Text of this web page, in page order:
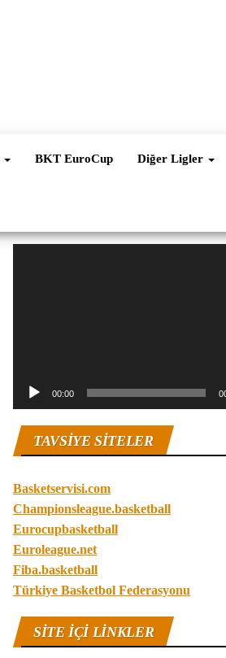
BKT EuroCup Diğer Ligler
00:00
TAVSIYE SITELER
Basketservisi.com
Championsleague.basketball
Eurocupbasketball
Euroleague.net
Fiba.basketball
Türkiye Basketbol Federasyonu
SITE IÇI LINKLER